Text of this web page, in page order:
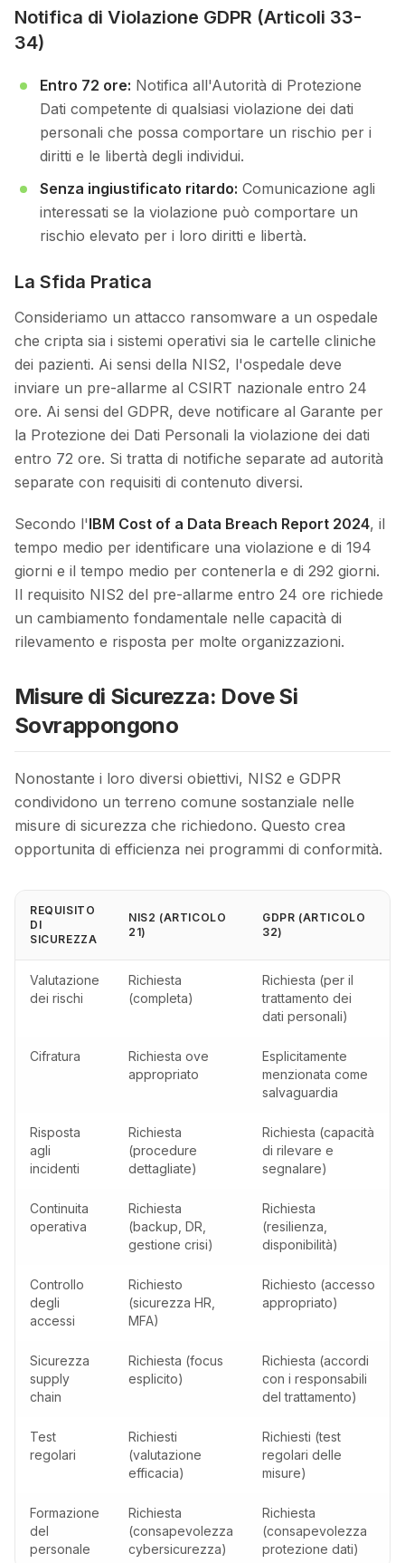
Notifica di Violazione GDPR (Articoli 33-
34)
Entro 72 ore: Notifica all'Autorità di Protezione
Dati competente di qualsiasi violazione dei dati
personali che possa comportare un rischio per i
diritti e le libertà degli individui.
Senza ingiustificato ritardo: Comunicazione agli
interessati se la violazione può comportare un
rischio elevato per i loro diritti e libertà.
La Sfida Pratica
Consideriamo un attacco ransomware a un ospedale
che cripta sia i sistemi operativi sia le cartelle cliniche
dei pazienti. Ai sensi della NIS2, l'ospedale deve
inviare un pre-allarme al CSIRT nazionale entro 24
ore. Ai sensi del GDPR, deve notificare al Garante per
la Protezione dei Dati Personali la violazione dei dati
entro 72 ore. Si tratta di notifiche separate ad autorità
separate con requisiti di contenuto diversi.
Secondo l'IBM Cost of a Data Breach Report 2024, il
tempo medio per identificare una violazione e di 194
giorni e il tempo medio per contenerla e di 292 giorni.
Il requisito NIS2 del pre-allarme entro 24 ore richiede
un cambiamento fondamentale nelle capacità di
rilevamento e risposta per molte organizzazioni.
Misure di Sicurezza: Dove Si
Sovrappongono
Nonostante i loro diversi obiettivi, NIS2 e GDPR
condividono un terreno comune sostanziale nelle
misure di sicurezza che richiedono. Questo crea
opportunita di efficienza nei programmi di conformità.
REQUISITO
DI
SICUREZZA
NIS2 (ARTICOLO
21)
GDPR (ARTICOLO
32)
Valutazione
dei rischi
Richiesta
(completa)
Richiesta (per il
trattamento dei
dati personali)
Cifratura
Richiesta ove
appropriato
Esplicitamente
menzionata come
salvaguardia
Risposta
agli
incidenti
Richiesta
(procedure
dettagliate)
Richiesta (capacità
di rilevare e
segnalare)
Continuita
operativa
Richiesta
(backup, DR,
gestione crisi)
Richiesta
(resilienza,
disponibilità)
Controllo
degli
accessi
Richiesto
(sicurezza HR,
MFA)
Richiesto (accesso
appropriato)
Sicurezza
supply
chain
Richiesta (focus
esplicito)
Richiesta (accordi
con i responsabili
del trattamento)
Test
regolari
Richiesti
(valutazione
efficacia)
Richiesti (test
regolari delle
misure)
Formazione
del
personale
Richiesta
(consapevolezza
cybersicurezza)
Richiesta
(consapevolezza
protezione dati)